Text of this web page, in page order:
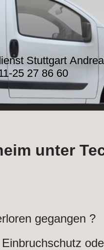
Stuttgart
25 27 86 60
unter
gegangen ?